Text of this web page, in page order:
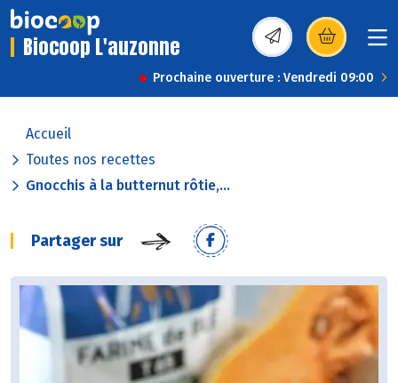
Biocoop L'auzonne (s’ouvre dans une
Prochaine ouverture : Vendredi 09:00
Accueil
Toutes nos recettes
Gnocchis à la butternut rôtie,...
Partager sur